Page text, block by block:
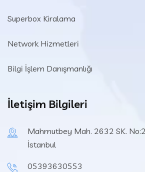
Superbox Kiralama
Network Hizmetleri
Bilgi İşlem Danışmanlığı
İletişim Bilgileri
Mahmutbey Mah. 2632 SK.
İstanbul
05393630553